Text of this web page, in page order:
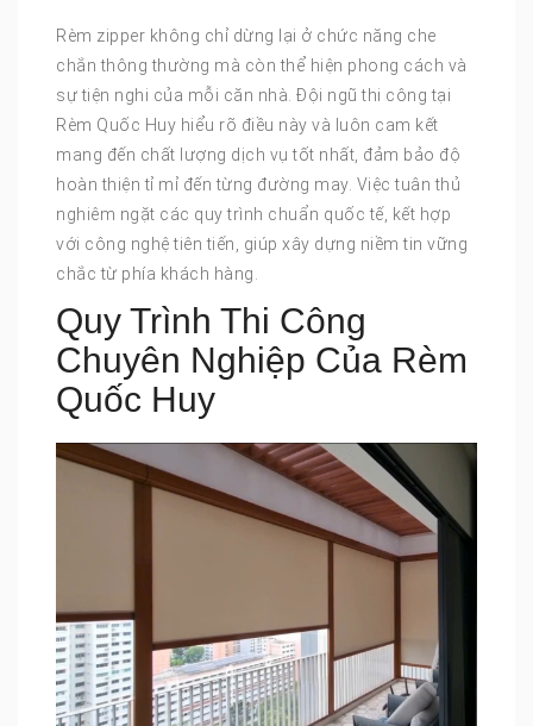
Rèm zipper không chỉ dừng lại ở chức năng che
chắn thông thường mà còn thể hiện phong cách và
sự tiện nghi của mỗi căn nhà. Đội ngũ thi công tại
Rèm Quốc Huy hiểu rõ điều này và luôn cam kết
mang đến chất lượng dịch vụ tốt nhất, đảm bảo độ
hoàn thiện tỉ mỉ đến từng đường may. Việc tuân thủ
nghiêm ngặt các quy trình chuẩn quốc tế, kết hợp
với công nghệ tiên tiến, giúp xây dựng niềm tin vững
chắc từ phía khách hàng.
Quy Trình Thi Công
Chuyên Nghiệp Của Rèm
Quốc Huy